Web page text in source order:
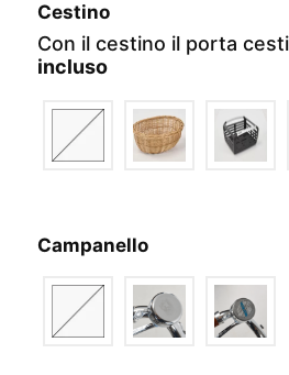
Cestino
Con il cestino il porta
incluso
Campanello